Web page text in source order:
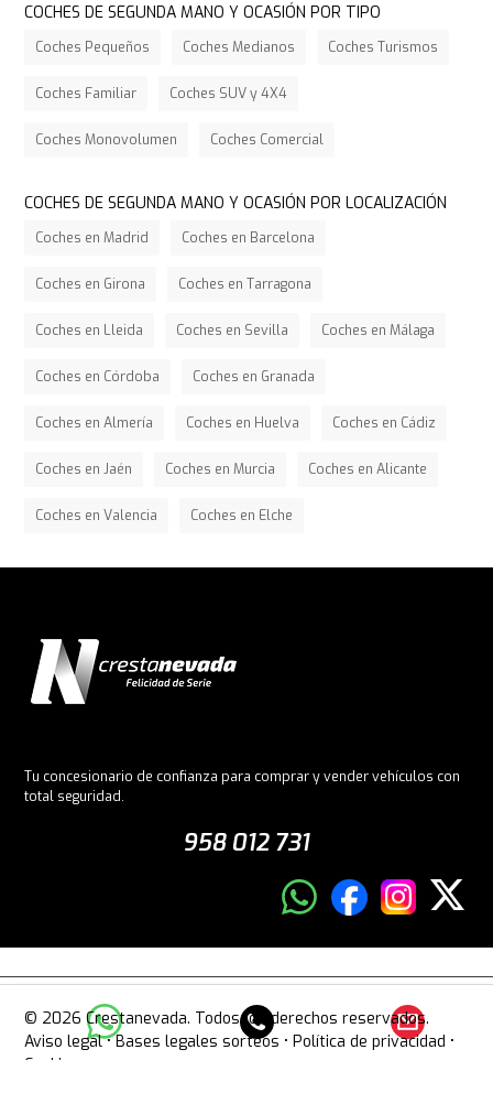
COCHES DE SEGUNDA MANO Y OCASIÓN POR TIPO
Coches Pequeños Coches Medianos Coches Turismos
Coches Familiar Coches SUV y 4X4
Coches Monovolumen Coches Comercial
COCHES DE SEGUNDA MANO Y OCASIÓN POR LOCALIZACIÓN
Coches en Madrid Coches en Barcelona
Coches en Girona Coches en Tarragona
Coches en Lleida Coches en Sevilla Coches en Málaga
Coches en Córdoba Coches en Granada
Coches en Almería Coches en Huelva Coches en Cádiz
Coches en Jaén Coches en Murcia Coches en Alicante
Coches en Valencia Coches en Elche
Tu concesionario de confianza para comprar y vender vehículos con
total seguridad.
958 012 731
© 2026 Crestanevada. Todos los derechos reservados.
Aviso legal•Bases legales sorteos •Política de privacidad •
Cookies